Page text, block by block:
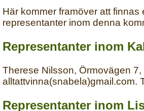
Här kommer framöver att
representanter inom denna
Representanter inom
Therese Nilsson, Örmovägen
alltattvinna(snabela)gmail.com.
Representanter inom